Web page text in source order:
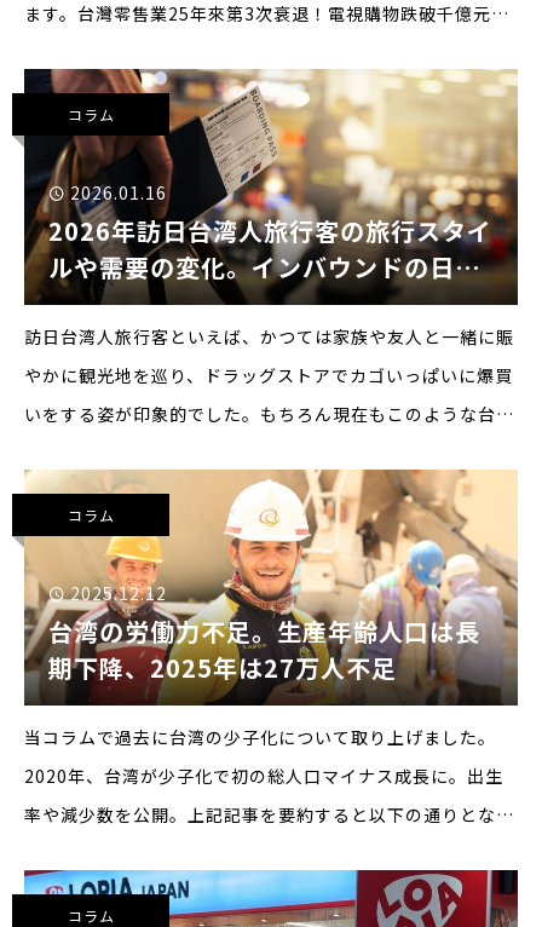
ます。台灣零售業25年來第3次衰退！電視購物跌破千億元門
目の低迷！テレビ通販は売上高1,000億台湾ドルの大
コラム
2026.01.16
2026年訪日台湾人旅行客の旅行スタイ
ルや需要の変化。インバウンドの日本
旅行のトレンド
訪日台湾人旅行客といえば、かつては家族や友人と一緒に賑
やかに観光地を巡り、ドラッグストアでカゴいっぱいに爆買
いをする姿が印象的でした。もちろん現在もこのような台湾
を上回り、日本に旅行に来た回数は5回にも10回にも達し、
消費の
コラム
2025.12.12
台湾の労働力不足。生産年齢人口は長
期下降、2025年は27万人不足
当コラムで過去に台湾の少子化について取り上げました。
2020年、台湾が少子化で初の総人口マイナス成長に。出生
率や減少数を公開。上記記事を要約すると以下の通りとなり
去最低）死亡数：17
コラム